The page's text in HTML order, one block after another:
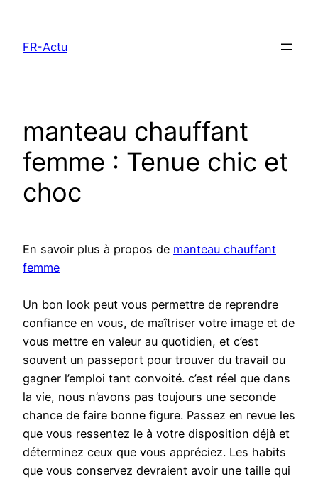
contenu
FR-Actu
manteau chauffant
femme : Tenue chic et
choc
En savoir plus à propos de manteau chauffant
femme
Un bon look peut vous permettre de reprendre
confiance en vous, de maîtriser votre image et de
vous mettre en valeur au quotidien, et c’est
souvent un passeport pour trouver du travail ou
gagner l’emploi tant convoité. c’est réel que dans
la vie, nous n’avons pas toujours une seconde
chance de faire bonne figure. Passez en revue les
que vous ressentez le à votre disposition déjà et
déterminez ceux que vous appréciez. Les habits
que vous conservez devraient avoir une taille qui